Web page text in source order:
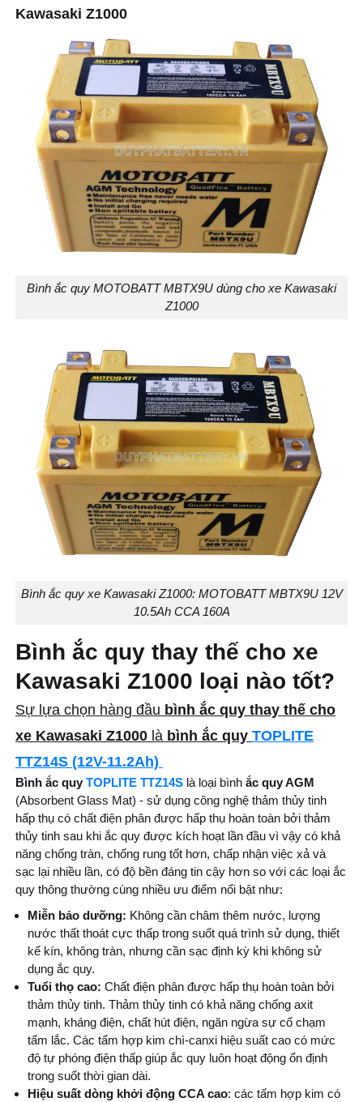
Kawasaki Z1000
Bình ắc quy MOTOBATT MBTX9U dùng cho xe Kawasaki
Z1000
Bình ắc quy xe Kawasaki Z1000: MOTOBATT MBTX9U 12V
10.5Ah CCA 160A
Bình ắc quy thay thế cho xe
Kawasaki Z1000 loại nào tốt?
Sự lựa chọn hàng đầu bình ắc quy thay thế cho
xe Kawasaki Z1000 là bình ắc quy TOPLITE
TTZ14S (12V-11.2Ah)
Bình ắc quy TOPLITE TTZ14S là loại bình ắc quy AGM
(Absorbent Glass Mat) - sử dụng công nghệ thảm thủy tinh
hấp thụ có chất điện phân được hấp thụ hoàn toàn bởi thảm
thủy tinh sau khi ắc quy được kích hoạt lần đầu vì vậy có khả
năng chống tràn, chống rung tốt hơn, chấp nhận việc xả và
sạc lại nhiều lần, có độ bền đáng tin cậy hơn so với các loại ắc
quy thông thường cùng nhiều ưu điểm nổi bật như:
Miễn bảo dưỡng: Không cần châm thêm nước, lượng
nước thất thoát cực thấp trong suốt quá trình sử dụng, thiết
kế kín, không tràn, nhưng cần sạc định kỳ khi không sử
dụng ắc quy.
Tuổi thọ cao: Chất điện phân được hấp thụ hoàn toàn bởi
thảm thủy tinh. Thảm thủy tinh có khả năng chống axit
mạnh, kháng điện, chất hút điện, ngăn ngừa sự cố chạm
tấm lắc. Các tấm hợp kim chì-canxi hiệu suất cao có mức
độ tự phóng điện thấp giúp ắc quy luôn hoạt động ổn định
trong suốt thời gian dài.
Hiệu suất dòng khởi động CCA cao: các tấm hợp kim có